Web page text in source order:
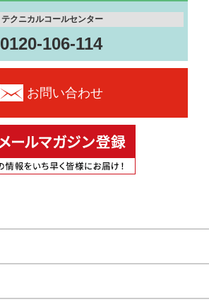
テクニカルコールセンター
0120-106-114
お問い合わせ